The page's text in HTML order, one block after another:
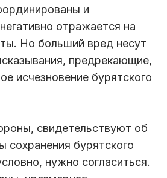
и
отражается на
Но больший вред несут
предрекающие,
исчезновение бурятского
свидетельствуют об
сохранения бурятского
нужно согласиться.